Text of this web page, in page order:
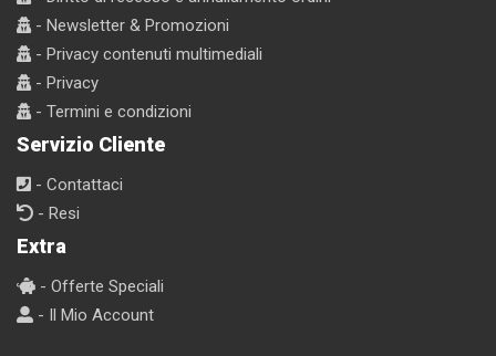
- Newsletter & Promozioni
- Privacy contenuti multimediali
- Privacy
- Termini e condizioni
Servizio Cliente
- Contattaci
- Resi
Extra
- Offerte Speciali
- Il Mio Account